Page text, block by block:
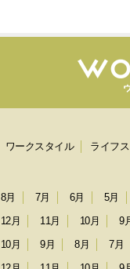
ワークスタイル ライフ
8月 7月 6月 5月
12月 11月 10月 9
10月 9月 8月 7月